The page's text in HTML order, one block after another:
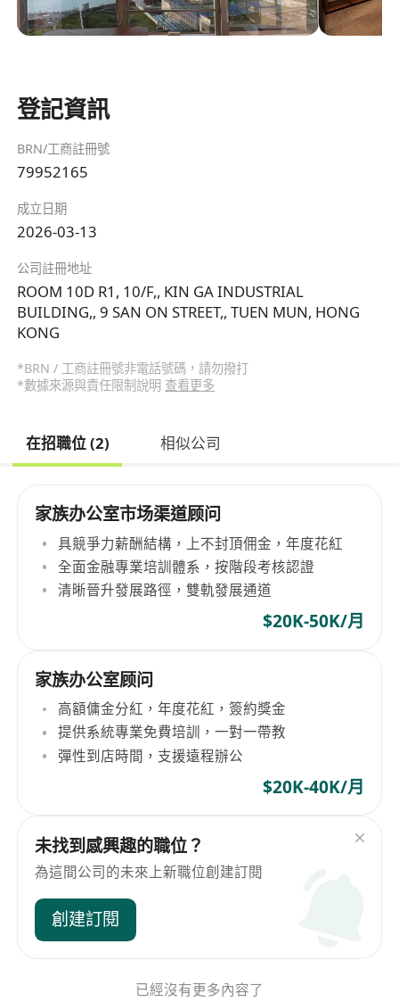
登記資訊
BRN/工商註冊號
79952165
成立日期
2026-03-13
公司註冊地址
ROOM 10D R1, 10/F,, KIN GA INDUSTRIAL
BUILDING,, 9 SAN ON STREET,, TUEN MUN, HONG
KONG
*BRN / 工商註冊號非電話號碼，請勿撥打
*數據來源與責任限制說明 查看更多
在招職位 (2) 相似公司
家族办公室市场渠道顾问
具競爭力薪酬結構，上不封頂佣金，年度花紅
全面金融專業培訓體系，按階段考核認證
清晰晉升發展路徑，雙軌發展通道
$20K-50K/月
家族办公室顾问
高額傭金分紅，年度花紅，簽約獎金
提供系統專業免費培訓，一對一帶教
彈性到店時間，支援遠程辦公
$20K-40K/月
未找到感興趣的職位？
為這間公司的未來上新職位創建訂閱
創建訂閱
已經沒有更多內容了